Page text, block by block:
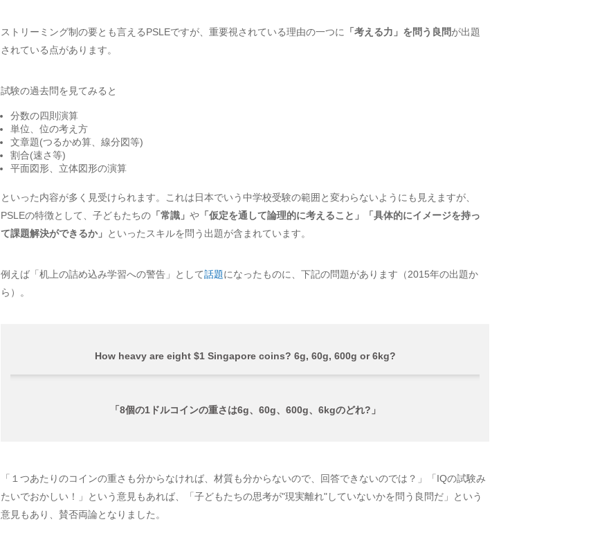
ストリーミング制の要とも言えるPSLEですが、重要視されている理由の一つに 「考える力」を問う良問が出題
されている点があります。
試験の過去問を見てみると
分数の四則演算
単位、位の考え方
文章題(つるかめ算、線分図等)
割合(速さ等)
平面図形、立体図形の演算
といった内容が多く見受けられます。これは日本でいう中学校受験の範囲と変わらないようにも見えますが、
PSLEの特徴として、子どもたちの 「常識」 や 「仮定を通して論理的に考えること」「具体的にイメージを持っ
て課題解決ができるか」 といったスキルを問う出題が含まれています。
例えば「机上の詰め込み学習への警告」として話題になったものに、下記の問題があります（2015年の出題か
ら）。
How heavy are eight $1 Singapore coins? 6g, 60g, 600g or 6kg?
「8個の1ドルコインの重さは6g、60g、600g、6kgのどれ?」
「１つあたりのコインの重さも分からなければ、材質も分からないので、回答できないのでは？」「IQの試験み
たいでおかしい！」という意見もあれば、「子どもたちの思考が"現実離れ"していないかを問う良問だ」という
意見もあり、賛否両論となりました。